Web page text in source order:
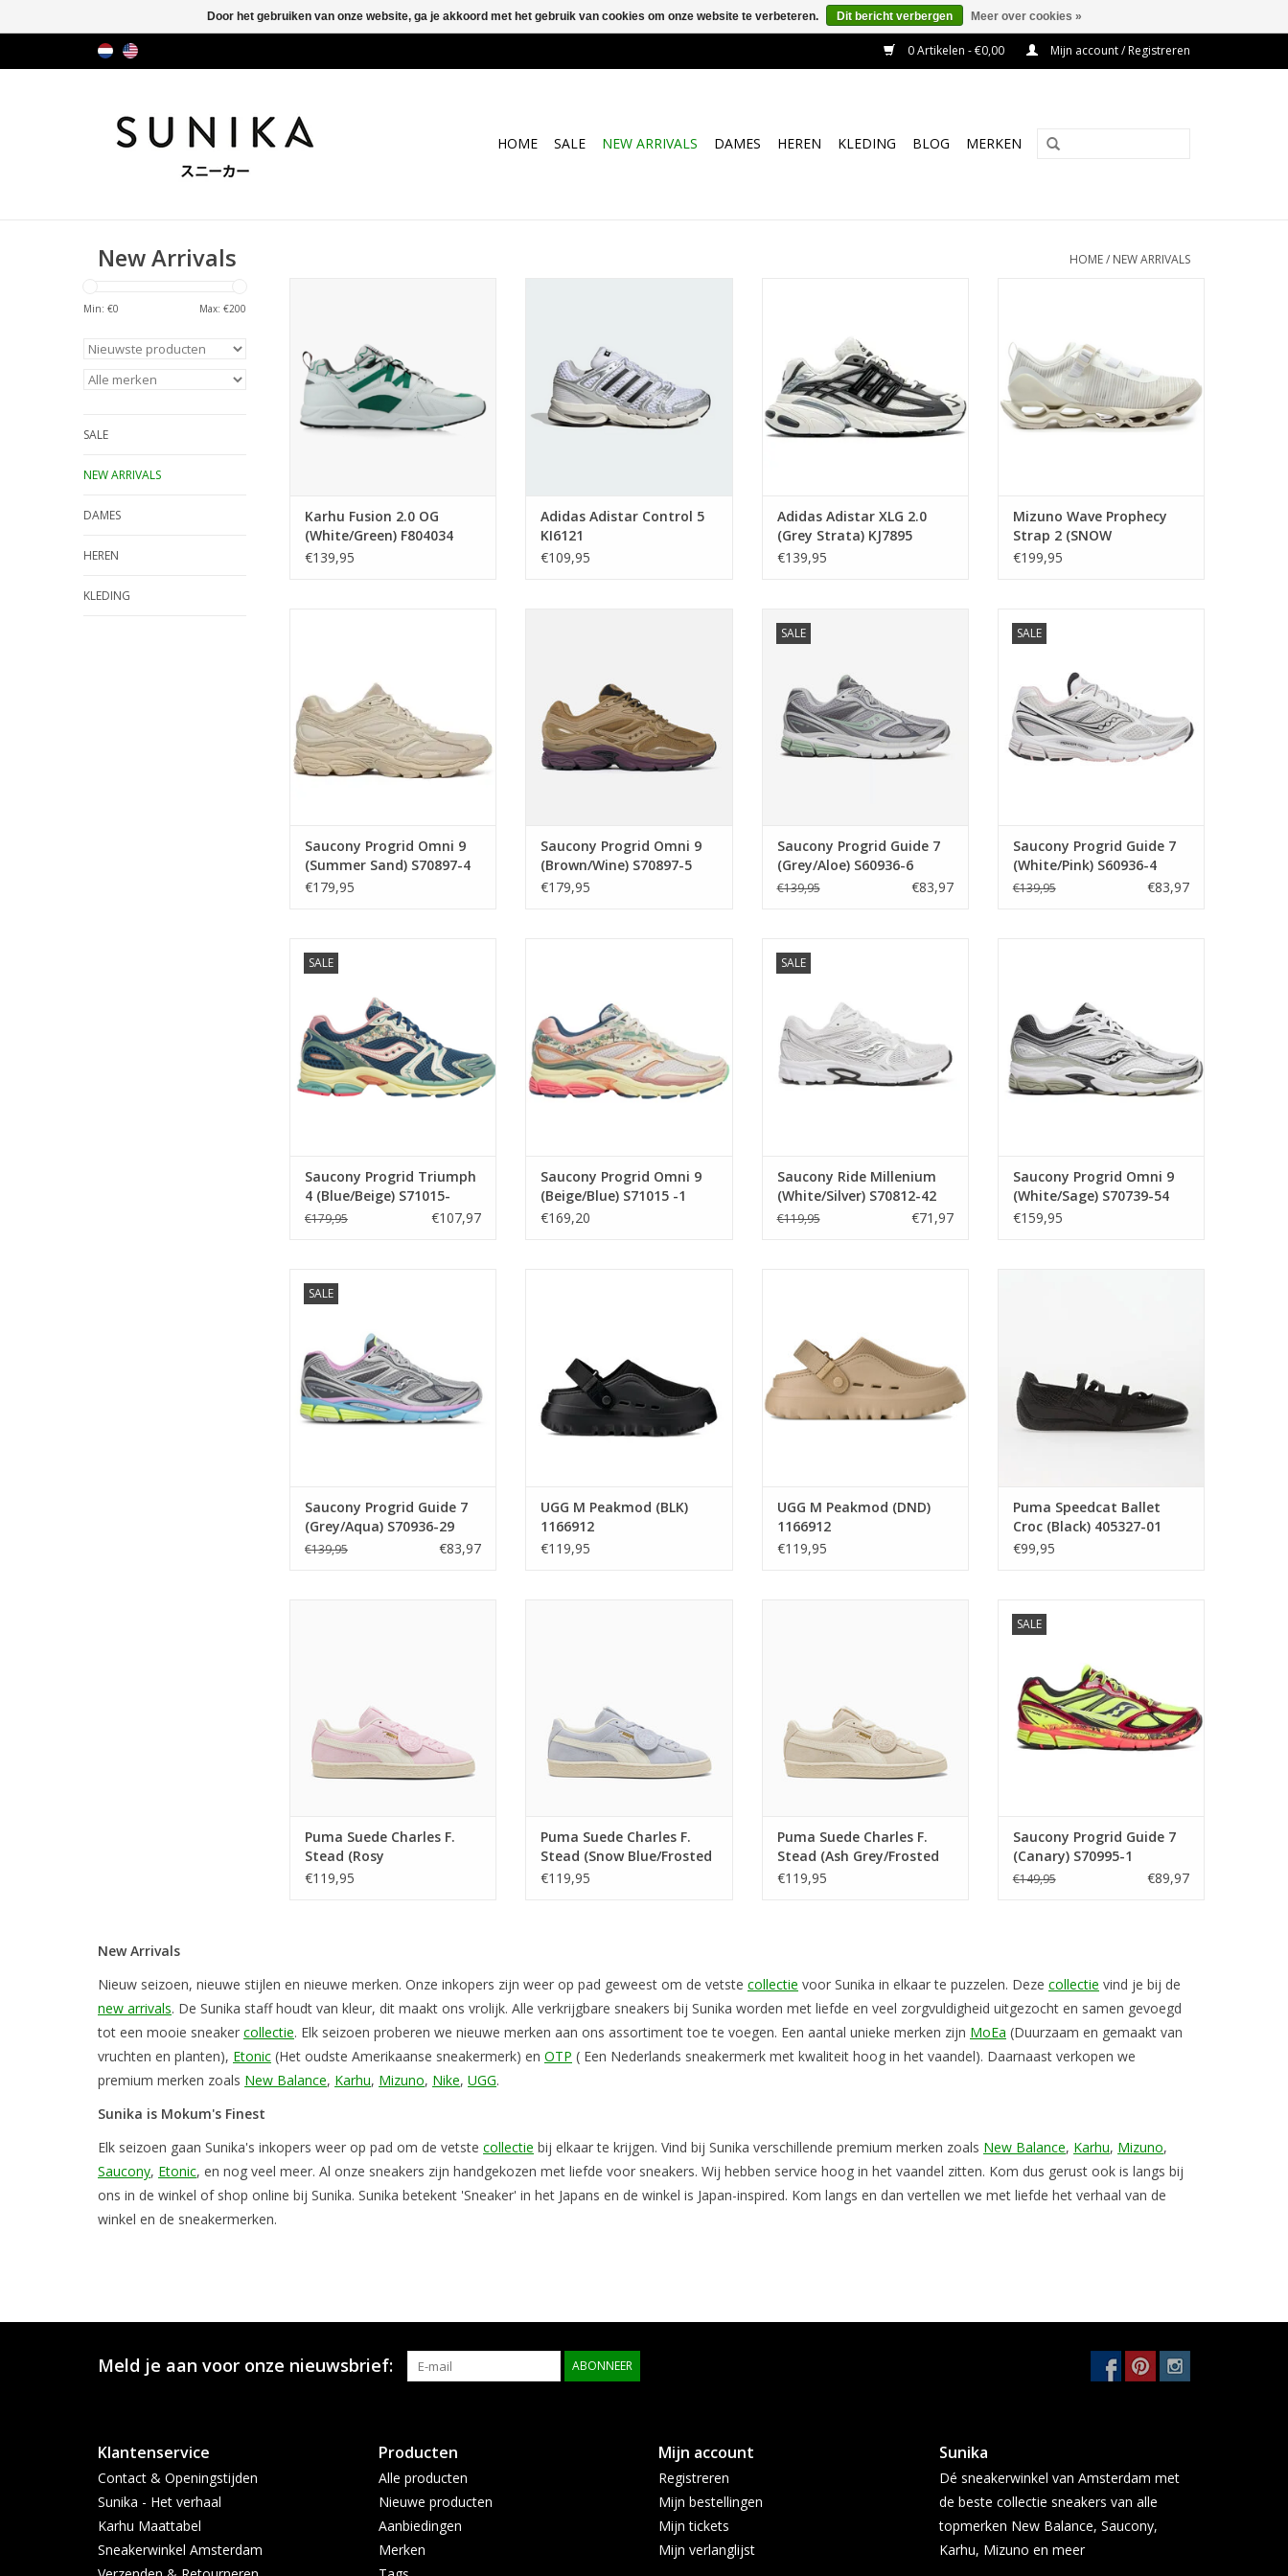
0 Artikelen - €0,00 Mijn account / Registreren
HOME SALE NEW ARRIVALS DAMES HEREN KLEDING BLOG MERKEN
New Arrivals HOME/ NEW ARRIVALS
Min: €0 Max: €200
SALE
NEW ARRIVALS
DAMES
HEREN
KLEDING
Karhu Fusion 2.0 OG
(White/Green) F804034
€139,95
Adidas Adistar Control 5
KI6121
€109,95
TOEVOEGEN AAN WINKELWAGEN
Adidas Adistar XLG 2.0
(Grey Strata) KJ7895
€139,95
TOEVOEGEN AAN WINKELWAGEN
Mizuno Wave Prophecy
Strap 2 (SNOW
WHITE/PRISTINE)
€199,95
Saucony Progrid Omni 9
(Summer Sand) S70897-4
€179,95
Saucony Progrid Omni 9
(Brown/Wine) S70897-5
€179,95
SALE
Saucony Progrid Guide 7
(Grey/Aloe) S60936-6
€139,95 €83,97
SALE
Saucony Progrid Guide 7
(White/Pink) S60936-4
€139,95 €83,97
SALE
TOEVOEGEN AAN WINKELWAGEN
Saucony Progrid Triumph
4 (Blue/Beige) S71015-
€179,95 €107,97
Saucony Progrid Omni 9
(Beige/Blue) S71015 -1
€169,20
SALE(White/Silver) S70812-42
Saucony Ride Millenium
(White/Silver) S70812-42
€119,95 €71,97
Saucony Progrid Omni 9
(White/Sage) S70739-54
€159,95
SALE(Grey/Aqua) S70936-29
Saucony Progrid Guide 7
(Grey/Aqua) S70936-29
€139,95 €83,97
UGG M Peakmod (BLK)
1166912
€119,95
UGG M Peakmod (DND)
1166912
€119,95
Puma Speedcat Ballet
Croc (Black) 405327-01
€99,95
Puma Suede Charles F.
Stead (Rosy
Outlook/Frosted Ivory)
€119,95
Puma Suede Charles F.
Stead (Snow Blue/Frosted
Ivory) 405341 05
€119,95
Puma Suede Charles F.
Stead (Ash Grey/Frosted
Ivory) 405341 01
€119,95
SALE
Saucony Progrid Guide 7
(Canary) S70995-1
€149,95 €89,97
New Arrivals
Nieuw seizoen, nieuwe stijlen en nieuwe merken. Onze inkopers zijn weer op pad geweest om de vetste collectie voor Sunika in elkaar te puzzelen. Deze collectie vind je bij de
new arrivals. De Sunika staff houdt van kleur, dit maakt ons vrolijk. Alle verkrijgbare sneakers bij Sunika worden met liefde en veel zorgvuldigheid uitgezocht en samen gevoegd
tot een mooie sneaker collectie. Elk seizoen proberen we nieuwe merken aan ons assortiment toe te voegen. Een aantal unieke merken zijn MoEa (Duurzaam en gemaakt van
vruchten en planten), Etonic (Het oudste Amerikaanse sneakermerk) en OTP ( Een Nederlands sneakermerk met kwaliteit hoog in het vaandel). Daarnaast verkopen we
premium merken zoals New Balance, Karhu, Mizuno, Nike, UGG.
Sunika is Mokum's Finest
Elk seizoen gaan Sunika's inkopers weer op pad om de vetste collectie bij elkaar te krijgen. Vind bij Sunika verschillende premium merken zoals New Balance, Karhu, Mizuno,
Saucony, Etonic, en nog veel meer. Al onze sneakers zijn handgekozen met liefde voor sneakers. Wij hebben service hoog in het vaandel zitten. Kom dus gerust ook is langs bij
ons in de winkel of shop online bij Sunika. Sunika betekent 'Sneaker' in het Japans en de winkel is Japan-inspired. Kom langs en dan vertellen we met liefde het verhaal van de
winkel en de sneakermerken.
Meld je aan voor onze nieuwsbrief: ABONNEER
Klantenservice
Contact & Openingstijden
Sunika - Het verhaal
Karhu Maattabel
Sneakerwinkel Amsterdam
Producten
Alle producten
Nieuwe producten
Aanbiedingen
Merken
Mijn account
Registreren
Mijn bestellingen
Mijn tickets
Mijn verlanglijst
Sunika
Dé sneakerwinkel van Amsterdam met
de beste collectie sneakers van alle
topmerken New Balance, Saucony,
Karhu, Mizuno en meer
Door het gebruiken van onze website, ga je akkoord met het gebruik van cookies om onze website te verbeteren. Dit bericht verbergen Meer over cookies »